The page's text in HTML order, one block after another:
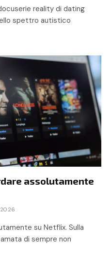
reality di dating
spettro autistico
assolutamente
2026
su Netflix. Sulla
di sempre non